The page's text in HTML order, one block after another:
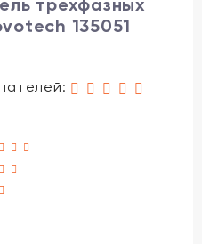
135051